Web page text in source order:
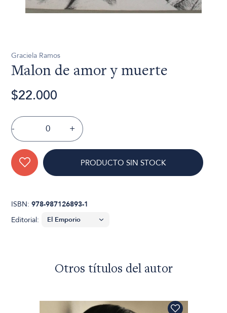
Graciela Ramos
Malon de amor y muerte
$22.000
- +
PRODUCTO SIN STOCK
ISBN:978-987126893-1
Editorial:
Otros títulos del autor